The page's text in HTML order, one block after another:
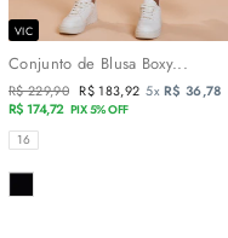
VIC
Conjunto de Blusa Boxy...
Preço
normal
R$ 229,90 Preço
promocional
R$ 183,92 5xR$ 36,78
R$ 174,72 PIX 5% OFF
TAMANHOS
16
COR